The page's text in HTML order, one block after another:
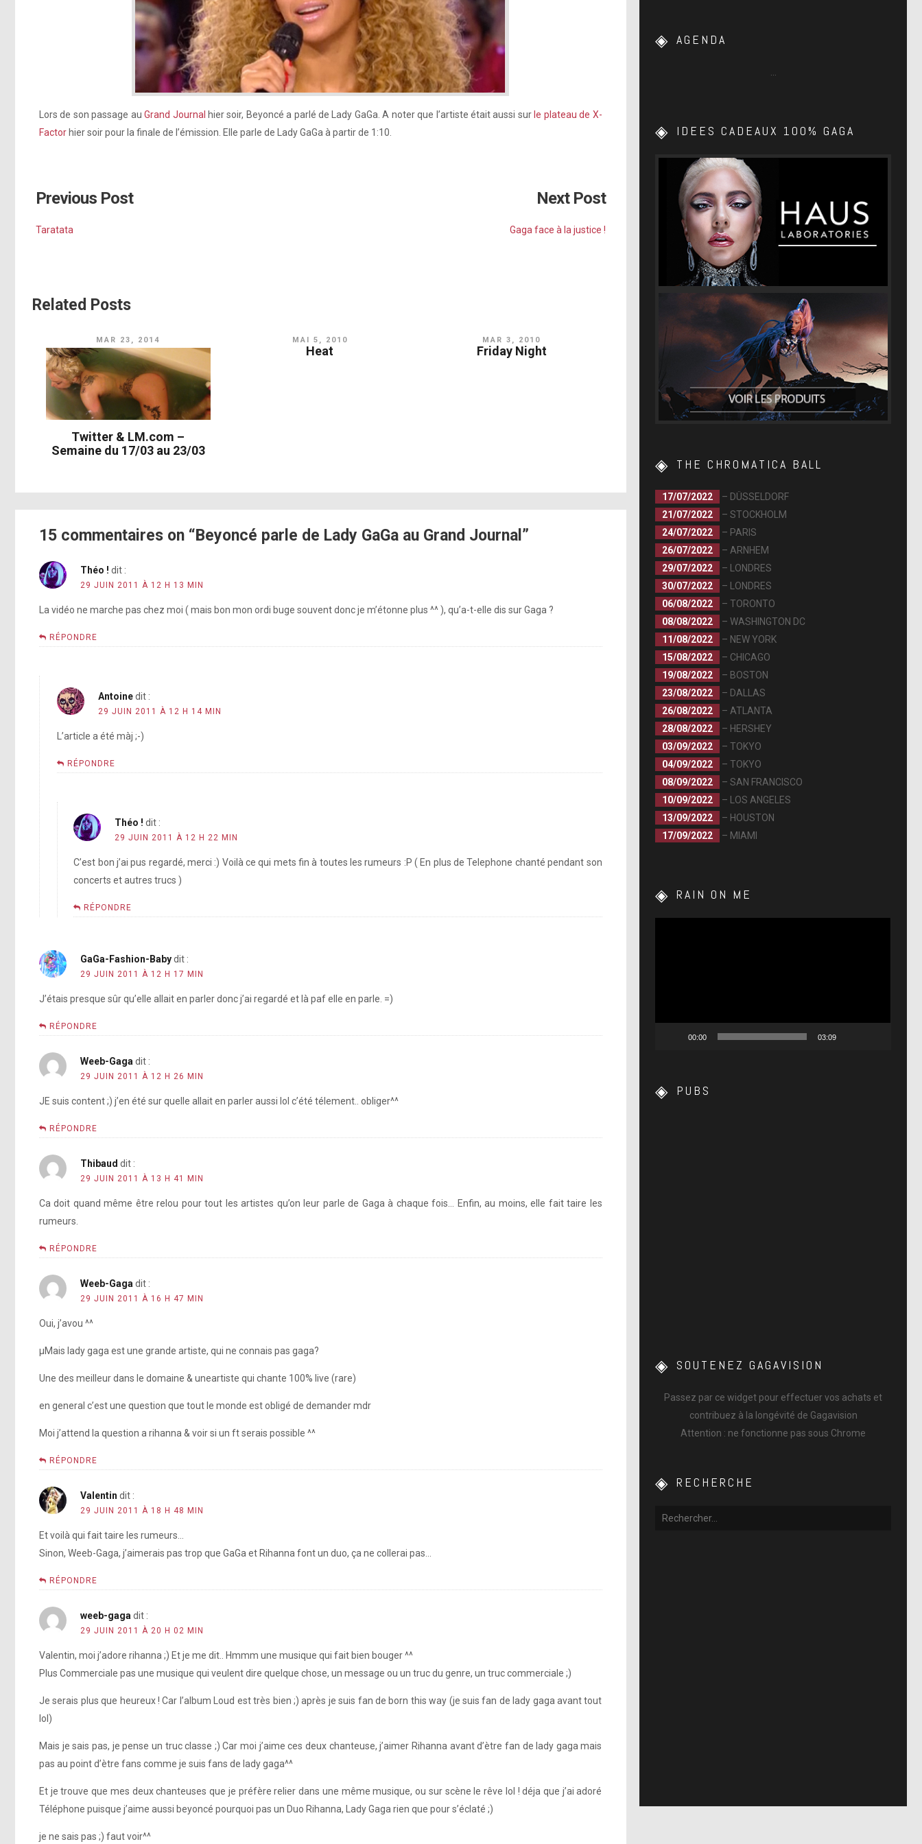
Lors de son passage auGrand Journal hier soir, Beyoncé a parlé de Lady GaGa. A noter que l’artiste était aussi sur le plateau de X-
Factor hier soir pour la finale de l’émission. Elle parle de Lady GaGa à partir de 1:10.
Previous Post
Taratata
Next Post
Gaga face à la justice !
Related Posts
MAR 23, 2014
Twitter & LM.com –
Semaine du 17/03 au 23/03
MAI 5, 2010
Heat
MAR 3, 2010
Friday Night
15 commentaires on “Beyoncé parle de Lady GaGa au Grand Journal”
Théo ! dit :
29 JUIN 2011 À 12 H 13 MIN
La vidéo ne marche pas chez moi ( mais bon mon ordi buge souvent donc je m’étonne plus ^^ ), qu’a-t-elle dis sur Gaga ?
RÉPONDRE
Antoine dit :
29 JUIN 2011 À 12 H 14 MIN
L’article a été màj ;-)
RÉPONDRE
Théo ! dit :
29 JUIN 2011 À 12 H 22 MIN
C’est bon j’ai pus regardé, merci :) Voilà ce qui mets fin à toutes les rumeurs :P ( En plus de Telephone chanté pendant son
concerts et autres trucs )
RÉPONDRE
GaGa-Fashion-Babydit :
29 JUIN 2011 À 12 H 17 MIN
J’étais presque sûr qu’elle allait en parler donc j’ai regardé et là paf elle en parle. =)
RÉPONDRE
Weeb-Gaga dit :
29 JUIN 2011 À 12 H 26 MIN
JE suis content ;) j’en été sur quelle allait en parler aussi lol c’été télement.. obliger^^
RÉPONDRE
Thibaud dit :
29 JUIN 2011 À 13 H 41 MIN
Ca doit quand même être relou pour tout les artistes qu’on leur parle de Gaga à chaque fois… Enfin, au moins, elle fait taire les
rumeurs.
RÉPONDRE
Weeb-Gaga dit :
29 JUIN 2011 À 16 H 47 MIN
Oui, j’avou ^^
µMais lady gaga est une grande artiste, qui ne connais pas gaga?
Une des meilleur dans le domaine & uneartiste qui chante 100% live (rare)
en general c’est une question que tout le monde est obligé de demander mdr
Moi j’attend la question a rihanna & voir si un ft serais possible ^^
RÉPONDRE
Valentin dit :
29 JUIN 2011 À 18 H 48 MIN
Et voilà qui fait taire les rumeurs…
Sinon, Weeb-Gaga, j’aimerais pas trop que GaGa et Rihanna font un duo, ça ne collerai pas…
RÉPONDRE
weeb-gaga dit :
29 JUIN 2011 À 20 H 02 MIN
Valentin, moi j’adore rihanna ;) Et je me dit.. Hmmm une musique qui fait bien bouger ^^
Plus Commerciale pas une musique qui veulent dire quelque chose, un message ou un truc du genre, un truc commerciale ;)
Je serais plus que heureux ! Car l’album Loud est très bien ;) après je suis fan de born this way (je suis fan de lady gaga avant tout
lol)
Mais je sais pas, je pense un truc classe ;) Car moi j’aime ces deux chanteuse, j’aimer Rihanna avant d’ètre fan de lady gaga mais
pas au point d’ètre fans comme je suis fans de lady gaga^^
Et je trouve que mes deux chanteuses que je préfère relier dans une même musique, ou sur scène le rêve lol ! déja que j’ai adoré
Téléphone puisque j’aime aussi beyoncé pourquoi pas un Duo Rihanna, Lady Gaga rien que pour s’éclaté ;)
je ne sais pas ;) faut voir^^
AGENDA
IDEES CADEAUX 100% GAGA
THE CHROMATICA BALL
17/07/2022
– DÜSSELDORF
21/07/2022
– STOCKHOLM
24/07/2022
– PARIS
26/07/2022
– ARNHEM
29/07/2022
– LONDRES
30/07/2022
– LONDRES
06/08/2022
– TORONTO
08/08/2022
– WASHINGTON DC
11/08/2022
– NEW YORK
15/08/2022
– CHICAGO
19/08/2022
– BOSTON
23/08/2022
– DALLAS
26/08/2022
– ATLANTA
28/08/2022
– HERSHEY
03/09/2022
– TOKYO
04/09/2022
– TOKYO
08/09/2022
– SAN FRANCISCO
10/09/2022
– LOS ANGELES
13/09/2022
– HOUSTON
17/09/2022
– MIAMI
RAIN ON ME
00:00 03:09
PUBS
SOUTENEZ GAGAVISION
Passez par ce widget pour effectuer vos achats et
contribuez à la longévité de Gagavision
Attention : ne fonctionne pas sous Chrome
RECHERCHE